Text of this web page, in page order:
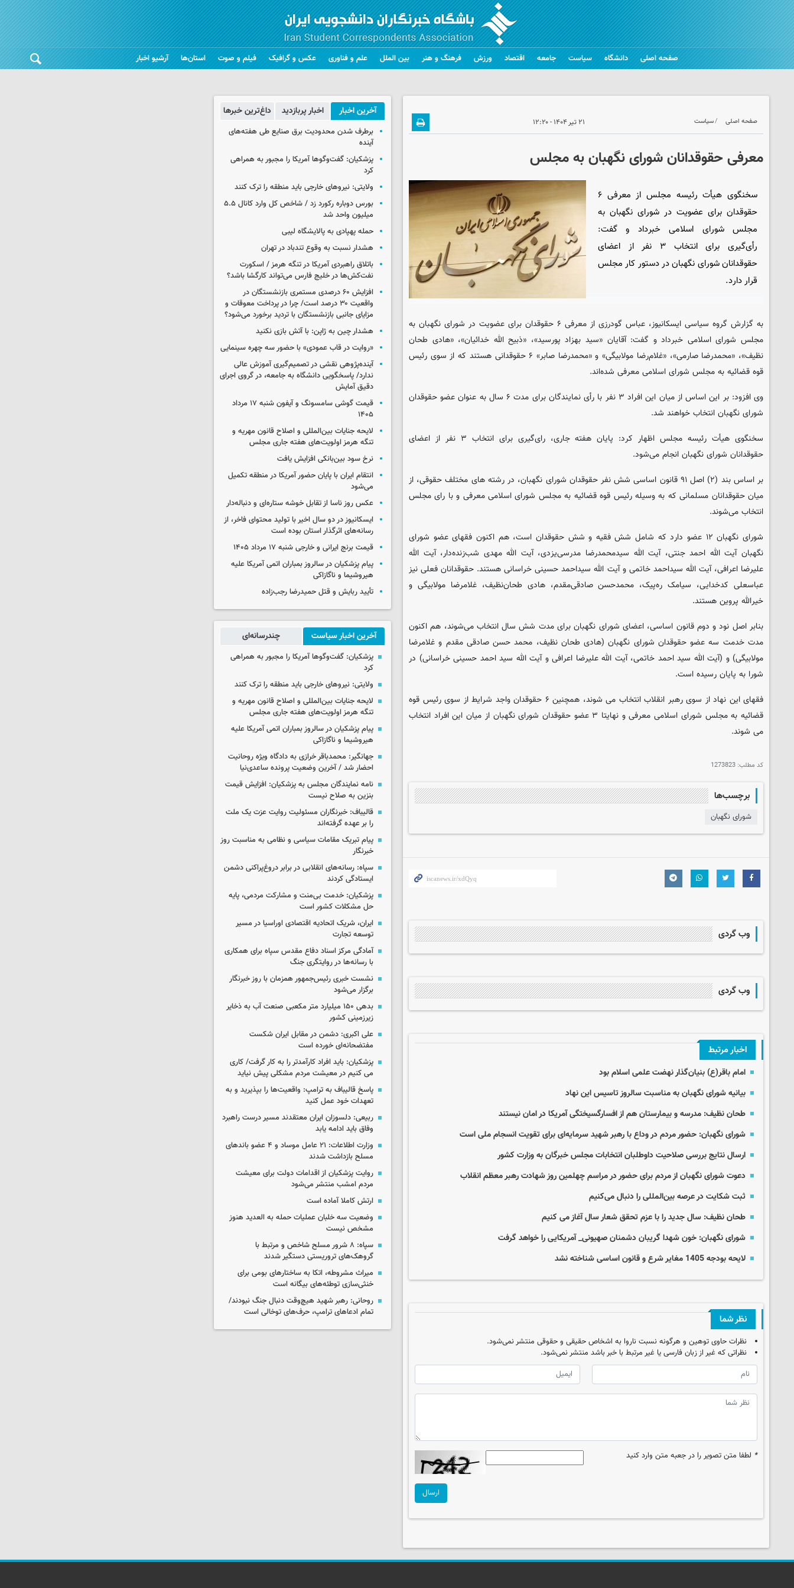
صفحه اصلی دانشگاه سیاست جامعه اقتصاد ورزش فرهنگ و هنر بین الملل علم و فناوری عکس و گرافیک فیلم و صوت استان‌ها آرشیو اخبار
صفحه اصلی سیاست ۲۱ تیر ۱۴۰۴ - ۱۲:۲۰
معرفی حقوقدانان شورای نگهبان به مجلس
سخنگوی هیأت رئیسه مجلس از معرفی ۶
حقوقدان برای عضویت در شورای نگهبان به
مجلس شورای اسلامی خبرداد و گفت:
رأی‌گیری برای انتخاب ۳ نفر از اعضای
حقوقدانان شورای نگهبان در دستور کار مجلس
قرار دارد.
به گزارش گروه سیاسی ایسکانیوز
، عباس گودرزی از معرفی ۶ حقوقدان برای عضویت در شورای نگهبان به
مجلس شورای اسلامی خبرداد و گفت: آقایان «سید بهزاد پورسید»، «ذبیح الله خدائیان»، «هادی طحان
نظیف»، «محمدرضا صارمی»، «غلام‌رضا مولابیگی» و «محمدرضا صابر» ۶ حقوقدانی هستند که از سوی رئیس
قوه قضائیه به مجلس شورای اسلامی معرفی شده‌اند.
وی افزود: بر این اساس از میان این افراد ۳ نفر با رأی نمایندگان برای مدت ۶ سال به عنوان عضو حقوقدان
شورای نگهبان انتخاب خواهند شد.
سخنگوی هیأت رئیسه مجلس اظهار کرد: پایان هفته جاری، رای‌گیری برای انتخاب ۳ نفر از اعضای
حقوقدانان شورای نگهبان انجام می‌شود.
بر اساس بند (۲) اصل ۹۱ قانون اساسی شش‏ نفر حقوقدان شورای نگهبان، در رشته‌ های‏ مختلف‏ حقوقی‏، از
میان‏ حقوقدانان‏ مسلمانی‏ که‏ به‏ وسیله‏ رئیس‏ قوه‏ قضائیه‏ به‏ مجلس‏ شورای‏ اسلامی معرفی‏ و با رای‏ مجلس‏
انتخاب‏ می‏‌شوند.
شورای نگهبان ۱۲ عضو دارد که شامل شش فقیه و شش حقوقدان است، هم اکنون فقهای عضو شورای
نگهبان آیت الله احمد جنتی، آیت الله سیدمحمدرضا مدرسی‌یزدی، آیت الله مهدی شب‌زنده‌دار، آیت الله
علیرضا اعرافی، آیت الله سیداحمد خاتمی و آیت الله سیداحمد حسینی خراسانی هستند. حقوقدانان فعلی نیز
عباسعلی کدخدایی، سیامک ره‌پیک، محمدحسن صادقی‌مقدم، هادی طحان‌نظیف، غلامرضا مولابیگی و
خیرالله پروین هستند.
بنابر اصل نود و دوم قانون اساسی، اعضای شورای نگهبان برای مدت شش سال انتخاب می‌شوند، هم اکنون
مدت خدمت سه عضو حقوقدان شورای نگهبان (هادی طحان نظیف، محمد حسن صادقی مقدم و غلامرضا
مولابیگی) و (آیت الله سید احمد خاتمی، آیت الله علیرضا اعرافی و آیت الله سید احمد حسینی خراسانی) در
شورا به پایان رسیده است.
فقهای این نهاد از سوی رهبر انقلاب انتخاب می شوند، همچنین ۶ حقوقدان واجد شرایط از سوی رئیس قوه
قضائیه به مجلس شورای اسلامی معرفی و نهایتا ۳ عضو حقوقدان شورای نگهبان از میان این افراد انتخاب
می شوند.
کد مطلب: 1273823
برچسب‌ها
شورای نگهبان
وب گردی
وب گردی
اخبار مرتبط
امام باقر(ع) بنیان‌گذار نهضت علمی اسلام بود
بیانیه شورای نگهبان به مناسبت سالروز تاسیس این نهاد
طحان نظیف: مدرسه و بیمارستان هم از افسارگسیختگی آمریکا در امان نیستند
شورای نگهبان: حضور مردم در وداع با رهبر شهید سرمایه‌ای برای تقویت انسجام ملی است
ارسال نتایج بررسی صلاحیت داوطلبان انتخابات مجلس خبرگان به وزارت کشور
دعوت شورای نگهبان از مردم برای حضور در مراسم چهلمین روز شهادت رهبر معظم انقلاب
ثبت شکایت در عرصه بین‌المللی را دنبال می‌کنیم
طحان نظیف: سال‌ جدید را با عزم تحقق شعار سال آغاز می کنیم
شورای نگهبان: خون شهدا گریبان دشمنان صهیونی_ آمریکایی را خواهد گرفت
لایحه بودجه 1405 مغایر شرع و قانون اساسی شناخته نشد
نظر شما
نظرات حاوی توهین و هرگونه نسبت ناروا به اشخاص حقیقی و حقوقی منتشر نمی‌شود.
نظراتی که غیر از زبان فارسی یا غیر مرتبط با خبر باشد منتشر نمی‌شود.
* لطفا متن تصویر را در جعبه متن وارد کنید
ارسال
آخرین اخبار اخبار پربازدید داغ‌ترین خبرها
برطرف شدن محدودیت‌ برق صنایع طی هفته‌های
آینده
پزشکیان: گفت‌وگوها آمریکا را مجبور به همراهی
کرد
ولایتی: نیروهای خارجی باید منطقه را ترک کنند
بورس دوباره رکورد زد / شاخص کل وارد کانال ۵.۵
میلیون واحد شد
حمله پهپادی به پالایشگاه لیبی
هشدار نسبت به وقوع تندباد در تهران
باتلاق راهبردی آمریکا در تنگه هرمز / اسکورت
نفت‌کش‌ها در خلیج فارس می‌تواند کارگشا باشد؟
افزایش ۶۰ درصدی مستمری‌ بازنشستگان در
واقعیت ۳۰ درصد است/ چرا در پرداخت معوقات و
مزایای جانبی بازنشستگان با تردید برخورد می‌شود؟
هشدار چین به ژاپن: با آتش بازی نکنید
«روایت در قاب عمودی» با حضور سه چهره سینمایی
آینده‌پژوهی نقشی در تصمیم‌گیری آموزش عالی
ندارد/ پاسخگویی دانشگاه به جامعه، در گروی اجرای
دقیق آمایش
قیمت گوشی سامسونگ و آیفون شنبه ۱۷ مرداد
۱۴۰۵
لایحه جنایات بین‌المللی و اصلاح قانون مهریه و
تنگه هرمز اولویت‌های هفته جاری مجلس
نرخ سود بین‌بانکی افزایش یافت
انتقام ایران با پایان حضور آمریکا در منطقه تکمیل
می‌شود
عکس روز ناسا از تقابل خوشه ستاره‌ای و دنباله‌دار
ایسکانیوز در دو سال اخیر با تولید محتوای فاخر، از
رسانه‌های اثرگذار استان بوده است
قیمت برنج ایرانی و خارجی شنبه ۱۷ مرداد ۱۴۰۵
پیام پزشکیان در سالروز بمباران اتمی آمریکا علیه
هیروشیما و ناگازاکی
تأیید ربایش و قتل حمیدرضا رجب‌زاده
آخرین اخبار سیاست چندرسانه‌ای
پزشکیان: گفت‌وگوها آمریکا را مجبور به همراهی
کرد
ولایتی: نیروهای خارجی باید منطقه را ترک کنند
لایحه جنایات بین‌المللی و اصلاح قانون مهریه و
تنگه هرمز اولویت‌های هفته جاری مجلس
پیام پزشکیان در سالروز بمباران اتمی آمریکا علیه
هیروشیما و ناگازاکی
جهانگیر: محمدباقر خرازی به دادگاه ویژه روحانیت
احضار شد / آخرین وضعیت پرونده ساعدی‌نیا
نامه نمایندگان مجلس به پزشکیان: افزایش قیمت
بنزین به صلاح نیست
قالیباف: خبرنگاران مسئولیت روایت عزت یک ملت
را بر عهده گرفته‌اند
پیام تبریک مقامات سیاسی و نظامی به مناسبت روز
خبرنگار
سپاه: رسانه‌های انقلابی در برابر دروغ‌پراکنی دشمن
ایستادگی کردند
پزشکیان: خدمت بی‌منت و مشارکت مردمی، پایه
حل مشکلات کشور است
ایران، شریک اتحادیه اقتصادی اوراسیا در مسیر
توسعه تجارت
آمادگی مرکز اسناد دفاع مقدس سپاه برای همکاری
با رسانه‌ها در روایتگری جنگ
نشست خبری رئیس‌جمهور همزمان با روز خبرنگار
برگزار می‌شود
بدهی ۱۵۰ میلیارد متر مکعبی صنعت آب به ذخایر
زیرزمینی کشور
علی اکبری: دشمن در مقابل ایران شکست
مفتضحانه‌ای خورده است
پزشکیان: باید افراد کارآمدتر را به کار گرفت/ کاری
می کنیم در معیشت مردم مشکلی پیش نیاید
پاسخ قالیباف به ترامپ: واقعیت‌ها را بپذیرید و به
تعهدات خود عمل کنید
ربیعی: دلسوزان ایران معتقدند مسیر درست راهبرد
وفاق باید ادامه یابد
وزارت اطلاعات: ۲۱ عامل موساد و ۴ عضو باندهای
مسلح بازداشت شدند
روایت پزشکیان از اقدامات دولت برای معیشت
مردم امشب منتشر می‌شود
ارتش کاملا آماده است
وضعیت سه خلبان عملیات حمله به العدید هنوز
مشخص نیست
سپاه: ۸ شرور مسلح شاخص و مرتبط با
گروهک‌های تروریستی دستگیر شدند
میراث مشروطه، اتکا به ساختارهای بومی برای
خنثی‌سازی توطئه‌های بیگانه است
روحانی: رهبر شهید هیچ‌وقت دنبال جنگ نبودند/
تمام ادعاهای ترامپ، حرف‌های توخالی است